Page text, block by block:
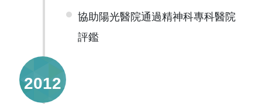
協助陽光醫院通過精神科專科醫院
評鑑
2012